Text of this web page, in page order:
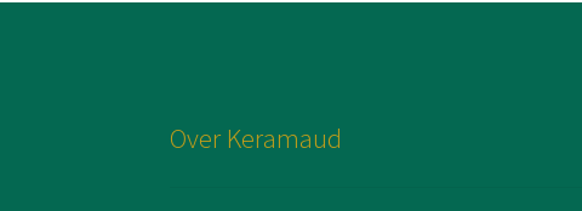
Over Keramaud